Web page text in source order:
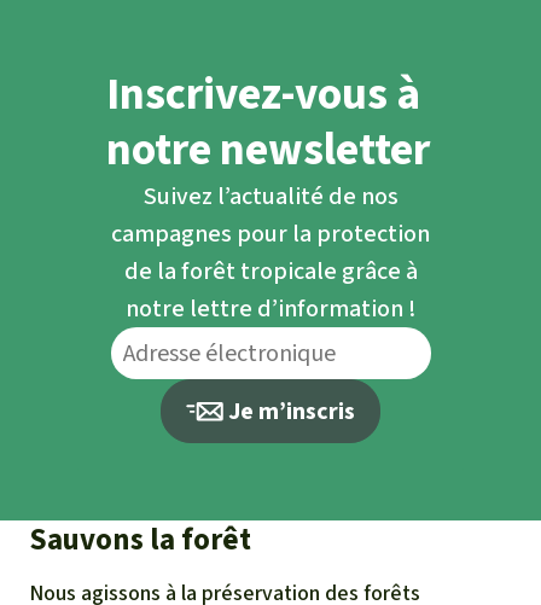
Inscrivez-vous à
notre newsletter
Suivez l’actualité de nos
campagnes pour la protection
de la forêt tropicale grâce à
notre lettre d’information !
Je m’inscris
Sauvons la forêt
Nous agissons à la préservation des forêts